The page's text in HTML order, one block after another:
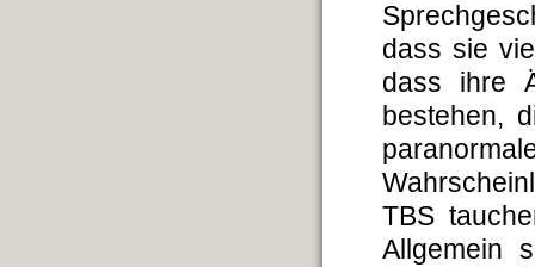
dass sie
dass ihre
bestehen,
TBS
Allgemein